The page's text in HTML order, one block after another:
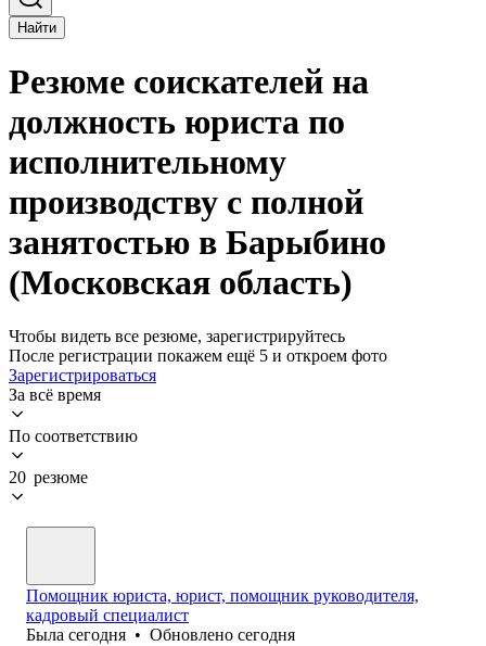
Найти
Резюме соискателей на
должность юриста по
исполнительному
производству с полной
занятостью в Барыбино
(Московская область)
Чтобы видеть все резюме, зарегистрируйтесь
После регистрации покажем ещё 5 и откроем фото
Зарегистрироваться
За всё время
По соответствию
20 резюме
Помощник юриста, юрист, помощник руководителя,
кадровый специалист
Была сегодня • Обновлено сегодня